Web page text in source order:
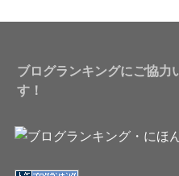
ブログランキングにご協力
す！